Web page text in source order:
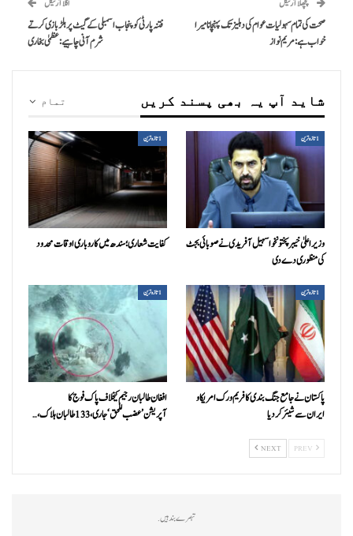
پچھلا آرٹیکل
صحت کی تمام سہولیات عوام کی دہلیز تک پہنچانا میرا
خواب ہے: مریم نواز
اگلا آرٹیکل
فتنہ پارٹی کو پنجاب اسمبلی کے گیٹ پر ہلڑ بازی کرتے
شرم آنی چاہیے: عظمیٰ بخاری
تمام شاید آپ یہ بھی پسند کریں
1تازہ ترین
وزیراعلیٰ خیبرپختونخوا سہیل آفریدی نے صوبائی بجٹ
کی منظوری دے دی
1تازہ ترین
کفایت شعاری؛ سندھ میں کاروباری اوقات محدود
1تازہ ترین
پاکستان نے جامع جنگ بندی کا فریم ورک امریکا و
ایران سے شیئر کر دیا
1تازہ ترین
افغان طالبان رجیم کیخلاف پاک فوج کا
آپریشن’عضب للحق‘ جاری، 133 طالبان ہلاک،…
NEXT
تبصرے بند ہیں.